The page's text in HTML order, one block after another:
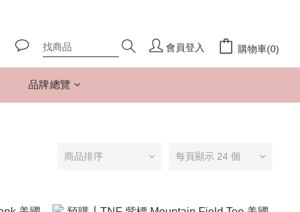
會員登入 購物車(0)
品牌總覽
商品排序 每頁顯示 24 個